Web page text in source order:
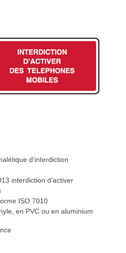
d'interdiction
interdiction d'activer
ISO 7010
en PVC ou en aluminium